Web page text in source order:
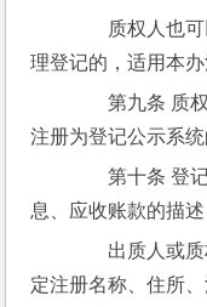
质权人也可
理登记的，适用本
第九条 质权
注册为登记公示系统
第十条 登记
息、应收账款的描述
出质人或质
定注册名称、住所